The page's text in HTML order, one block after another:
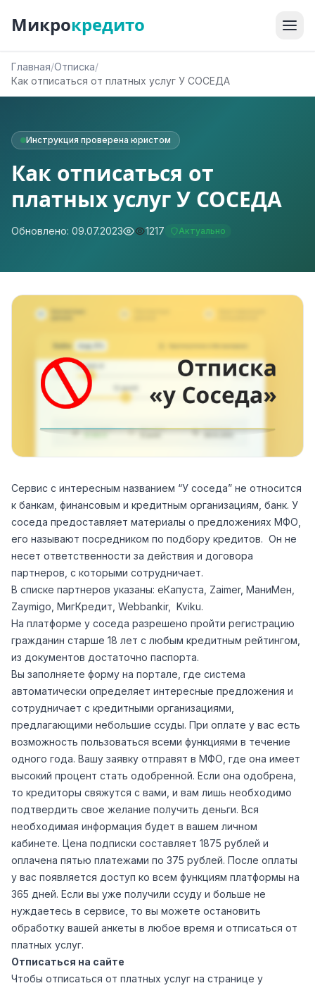
Микрокредито
Главная/Отписка/
Как отписаться от платных услуг У СОСЕДА
Инструкция проверена юристом
Как отписаться от
платных услуг У СОСЕДА
Обновлено: 09.07.2023 1217 Актуально
Сервис с интересным названием “У соседа” не относится
к банкам, финансовым и кредитным организациям, банк. У
соседа предоставляет материалы о предложениях МФО,
его называют посредником по подбору кредитов. Он не
несет ответственности за действия и договора
партнеров, с которыми сотрудничает.
В списке партнеров указаны: еКапуста, Zaimer, МаниМен,
Zaymigo, МигКредит, Webbankir, Kviku.
На платформе у соседа разрешено пройти регистрацию
гражданин старше 18 лет с любым кредитным рейтингом,
из документов достаточно паспорта.
Вы заполняете форму на портале, где система
автоматически определяет интересные предложения и
сотрудничает с кредитными организациями,
предлагающими небольшие ссуды. При оплате у вас есть
возможность пользоваться всеми функциями в течение
одного года. Вашу заявку отправят в МФО, где она имеет
высокий процент стать одобренной. Если она одобрена,
то кредиторы свяжутся с вами, и вам лишь необходимо
подтвердить свое желание получить деньги. Вся
необходимая информация будет в вашем личном
кабинете. Цена подписки составляет 1875 рублей и
оплачена пятью платежами по 375 рублей. После оплаты
у вас появляется доступ ко всем функциям платформы на
365 дней. Если вы уже получили ссуду и больше не
нуждаетесь в сервисе, то вы можете остановить
обработку вашей анкеты в любое время и отписаться от
платных услуг.
Отписаться на сайте
Чтобы отписаться от платных услуг на странице у